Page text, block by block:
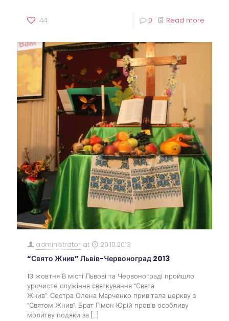
44 0 Read more
administrator at 20.10.2013
“Свято Жнив” Львів-Червоноград 2013
13 жовтня В місті Львові та Червонограді пройшло
урочисте служіння святкування “Свята
Жнив”. Сестра Олена Марченко привітала церкву з
“Святом Жнив”. Брат Гімон Юрій провів особливу
молитву подяки за […]